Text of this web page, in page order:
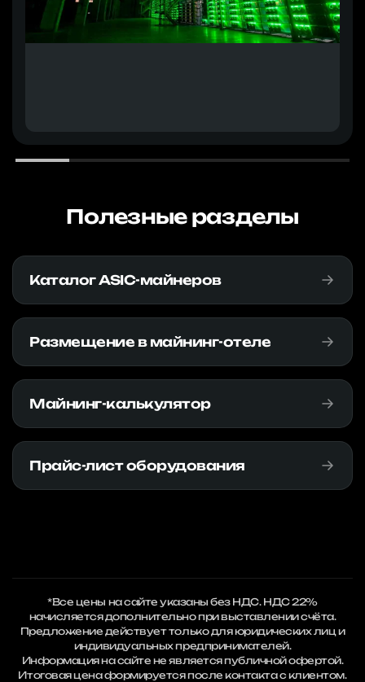
Полезные разделы
Каталог ASIC-майнеров
Размещение в майнинг-отеле
Майнинг-калькулятор
Прайс-лист оборудования
*Все цены на сайте указаны без НДС. НДС 22%
начисляется дополнительно при выставлении счёта.
Предложение действует только для юридических лиц и
индивидуальных предпринимателей.
Информация на сайте не является публичной офертой.
Итоговая цена формируется после контакта с клиентом.